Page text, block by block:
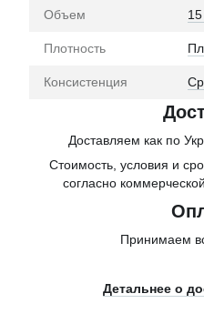
Объем
Плотность
Консистенция
Доставляем как по
Стоимость, условия и
согласно
Принимаем
Детальнее о